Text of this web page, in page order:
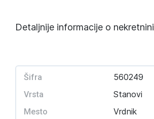
Detaljnije informacije o nekretnini
Šifra 560249
Vrsta Stanovi
Mesto Vrdnik